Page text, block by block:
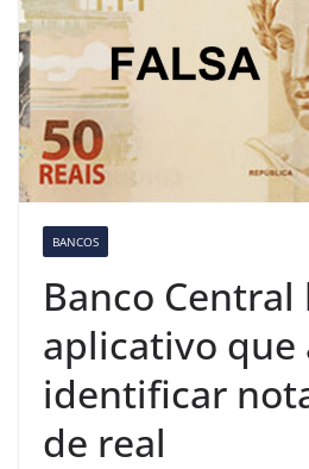
BANCOS
Banco Central
aplicativo que
identificar
de real